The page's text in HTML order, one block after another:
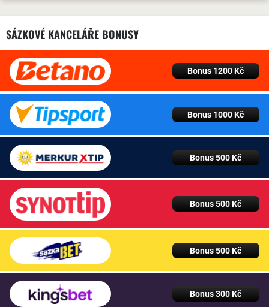
SÁZKOVÉ KANCELÁŘE BONUSY
Bonus 1200 Kč
Bonus 1000 Kč
Bonus 500 Kč
Bonus 500 Kč
Bonus 500 Kč
Bonus 300 Kč